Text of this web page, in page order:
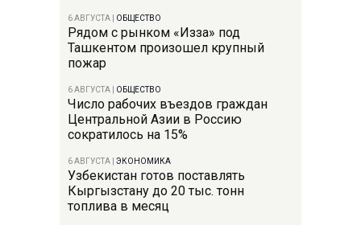
6 АВГУСТА ОБЩЕСТВО
Рядом с рынком «Изза» под
Ташкентом произошел крупный
пожар
6 АВГУСТА ОБЩЕСТВО
Число рабочих въездов граждан
Центральной Азии в Россию
сократилось на 15%
6 АВГУСТА ЭКОНОМИКА
Узбекистан готов поставлять
Кыргызстану до 20 тыс. тонн
топлива в месяц